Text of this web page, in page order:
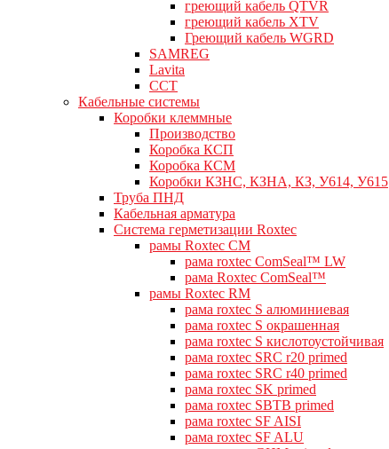
греющий кабель QTVR
греющий кабель XTV
Греющий кабель WGRD
SAMREG
Lavita
CCT
Кабельные системы
Коробки клеммные
Производство
Коробка КСП
Коробка КСМ
Коробки КЗНС, КЗНА, КЗ, У614, У615
Труба ПНД
Кабельная арматура
Система герметизации Roxtec
рамы Roxtec CM
рама roxtec ComSeal™ LW
рама Roxtec ComSeal™
рамы Roxtec RM
рама roxtec S алюминиевая
рама roxtec S окрашенная
рама roxtec S кислотоустойчивая
рама roxtec SRC r20 primed
рама roxtec SRC r40 primed
рама roxtec SK primed
рама roxtec SBTB primed
рама roxtec SF AISI
рама roxtec SF ALU